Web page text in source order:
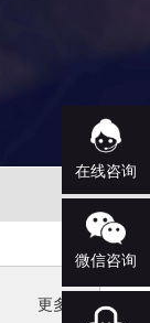
更多>
在线咨询
微信咨询